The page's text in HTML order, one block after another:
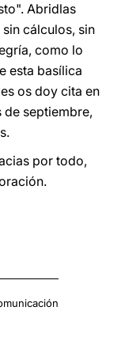
Abridlas
cálculos, sin
como lo
esta basílica
os doy cita en
de septiembre,
por todo,